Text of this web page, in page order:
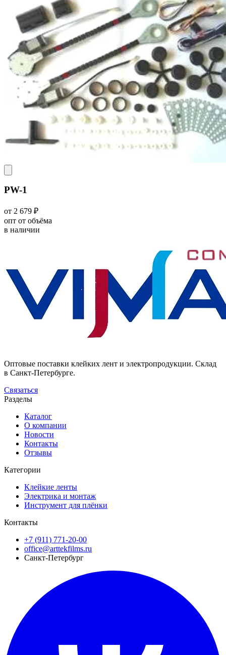
PW-1
от 2 679 ₽
опт от объёма
в наличии
Оптовые поставки клейких лент и электропродукции. Склад
в Санкт-Петербурге.
Связаться
Разделы
Каталог
О компании
Новости
Контакты
Отзывы
Категории
Клейкие ленты
Электрика и монтаж
Инструмент для плёнки
Контакты
+7 (911) 771-20-00
office@arttekfilms.ru
Санкт-Петербург